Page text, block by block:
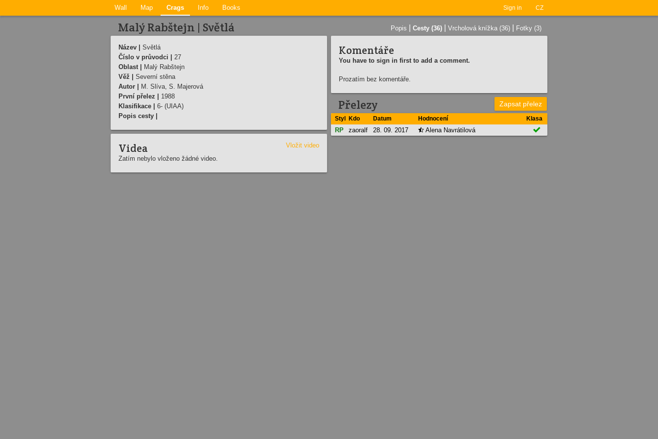
Sign in CZ
Wall Map Crags Info Books
Malý Rabštejn | Světlá Popis Cesty (36) Vrcholová knížka (36) Fotky (3)
Název |
Světlá
Číslo v průvodci |
27
Oblast |
Malý Rabštejn
Věž |
Severní stěna
Autor |
M. Slíva, S. Majerová
První přelez |
1988
Klasifikace |
6- (UIAA)
Popis cesty |
Videa
Vložit video
Zatím nebylo vloženo žádné video.
Komentáře
You have to sign in first to add a comment.
Prozatím bez komentáře.
Přelezy Zapsat přelez
Styl Kdo Datum Hodnocení Klasa
RP zaoralf 28. 09. 2017  Alena Navrátilová 